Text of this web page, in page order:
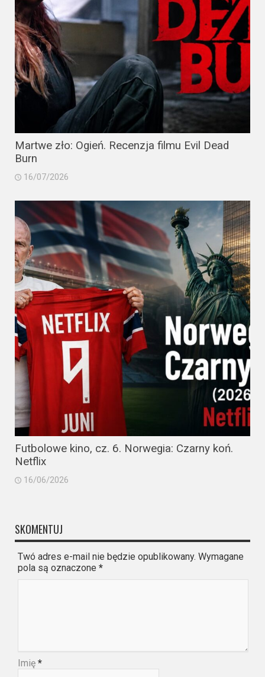
Martwe zło: Ogień. Recenzja filmu Evil Dead
Burn
16/07/2026
Futbolowe kino, cz. 6. Norwegia: Czarny koń.
Netflix
16/06/2026
SKOMENTUJ
Twó adres e-mail nie będzie opublikowany. Wymagane
pola są oznaczone *
Imię *